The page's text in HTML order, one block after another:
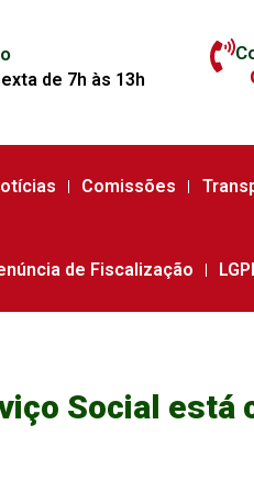
de 7h às 13h
Comissões
de Fiscalização
Social está